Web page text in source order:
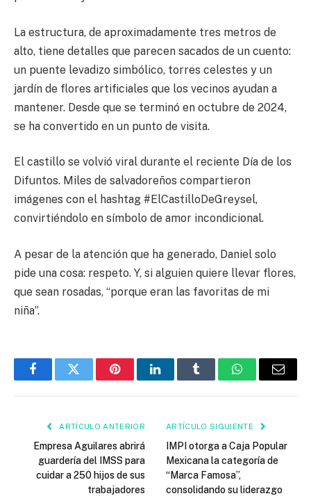
La estructura, de aproximadamente tres metros de
alto, tiene detalles que parecen sacados de un cuento:
un puente levadizo simbólico, torres celestes y un
jardín de flores artificiales que los vecinos ayudan a
mantener. Desde que se terminó en octubre de 2024,
se ha convertido en un punto de visita.
El castillo se volvió viral durante el reciente Día de los
Difuntos. Miles de salvadoreños compartieron
imágenes con el hashtag #ElCastilloDeGreysel,
convirtiéndolo en símbolo de amor incondicional.
A pesar de la atención que ha generado, Daniel solo
pide una cosa: respeto. Y, si alguien quiere llevar flores,
que sean rosadas, “porque eran las favoritas de mi
niña”.
FacebookTwitter PinterestLinkedInTumblr WhatsAppEmail
ARTÍCULO ANTERIOR
Empresa Aguilares abrirá
guardería del IMSS para
cuidar a 250 hijos de sus
trabajadores
ARTÍCULO SIGUIENTE
IMPI otorga a Caja Popular
Mexicana la categoría de
“Marca Famosa”,
consolidando su liderazgo